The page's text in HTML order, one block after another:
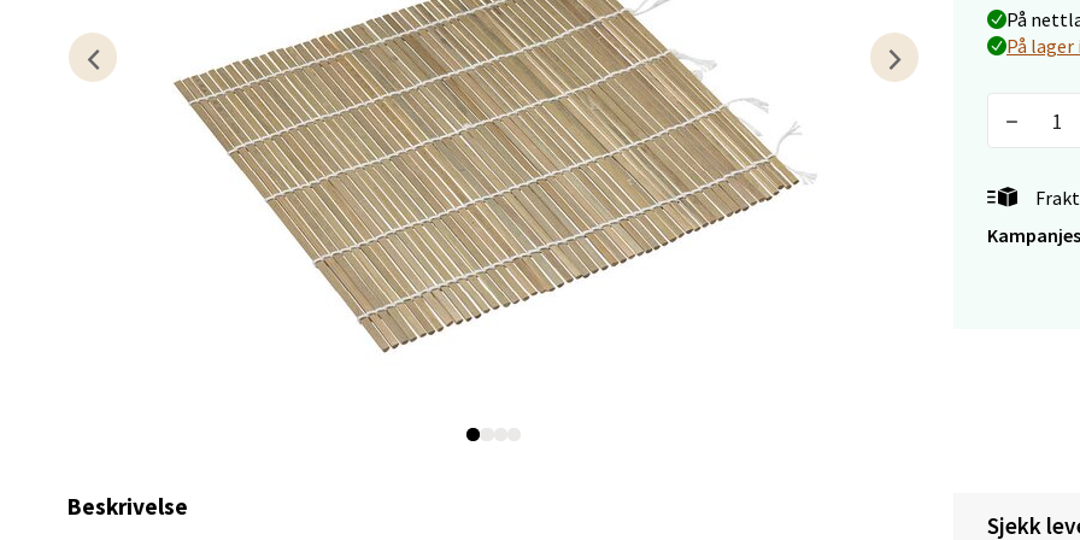
På
På
Beskrivelse
Sjekk
16 i butikk
Kristiansand - Markens
Lillemarkens markensgate 25B, 4611 Kristiansand
Åpent i dag 09-18
6 i butikk